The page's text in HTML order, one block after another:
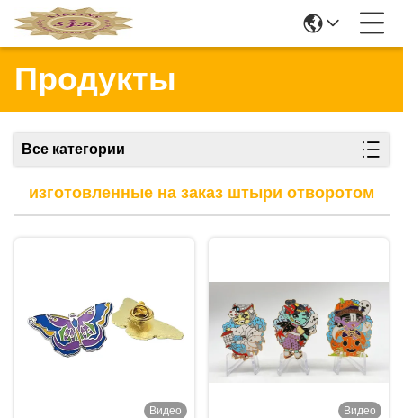
Продукты
Все категории
изготовленные на заказ штыри отворотом
Видео Видео